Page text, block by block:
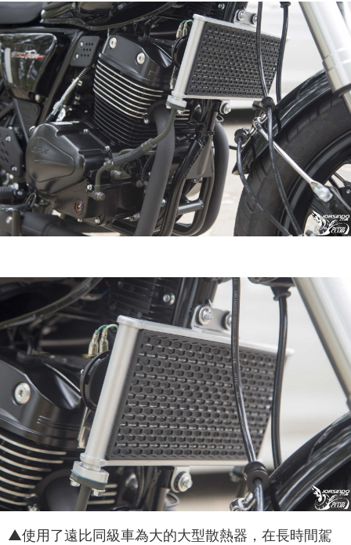
▲使用了遠比同級車為大的大型散熱器，在長時間駕